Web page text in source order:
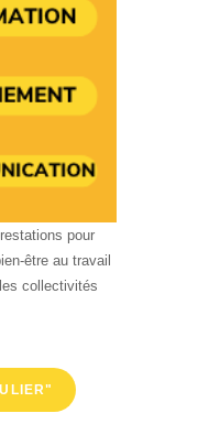
pour
être au travail
collectivités